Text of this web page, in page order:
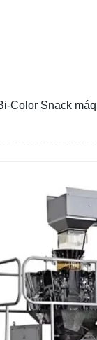
Color Snack